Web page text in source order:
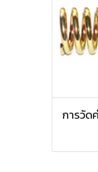
การวัด